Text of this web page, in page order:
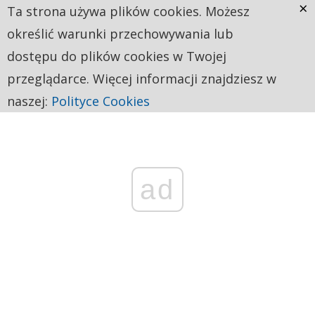
ad
Ta strona używa plików cookies. Możesz
określić warunki przechowywania lub
dostępu do plików cookies w Twojej
przeglądarce. Więcej informacji znajdziesz w
naszej: Polityce Cookies
×